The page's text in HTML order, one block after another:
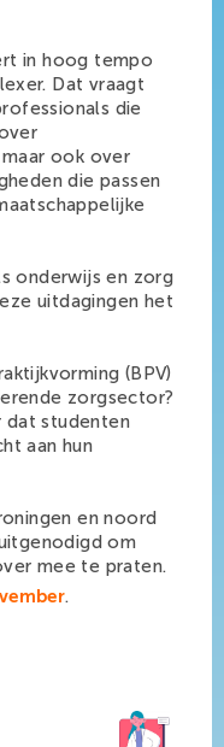
in hoog tempo
Dat vraagt
die
ook over
die passen
onderwijs en zorg
uitdagingen het
(BPV)
zorgsector?
dat studenten
aan hun
en noord
om
mee te praten.
.